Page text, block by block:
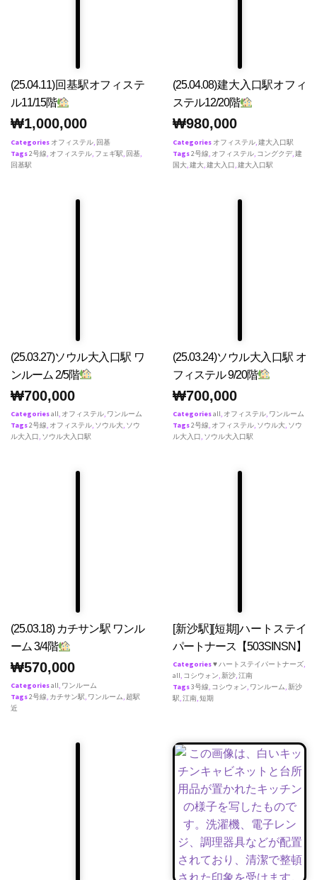
(25.04.11)回基駅オフィステ
ル11/15階
₩1,000,000
Categories オフィステル, 回基
Tags2号線, オフィステル, フェギ駅, 回基,
回基駅
(25.04.08)建大入口駅オフィ
ステル12/20階
₩980,000
Categories オフィステル,建大入口駅
Tags2号線, オフィステル, コングクデ,建
国大,建大,建大入口,建大入口駅
(25.03.27)ソウル大入口駅 ワ
ンルーム 2/5階
₩700,000
Categoriesall, オフィステル, ワンルーム
Tags2号線, オフィステル, ソウル大, ソウ
ル大入口, ソウル大入口駅
(25.03.24)ソウル大入口駅 オ
フィステル 9/20階
₩700,000
Categoriesall, オフィステル, ワンルーム
Tags2号線, オフィステル, ソウル大, ソウ
ル大入口, ソウル大入口駅
(25.03.18) カチサン駅 ワンル
ーム 3/4階
₩570,000
Categoriesall, ワンルーム
Tags2号線, カチサン駅, ワンルーム, 超駅
近
[新沙駅][短期]ハートステイ
パートナース【503SINSN】
Categories♥ ハートステイパートナーズ,
all, コシウォン,新沙,江南
Tags3号線, コシウォン, ワンルーム,新沙
駅,江南,短期